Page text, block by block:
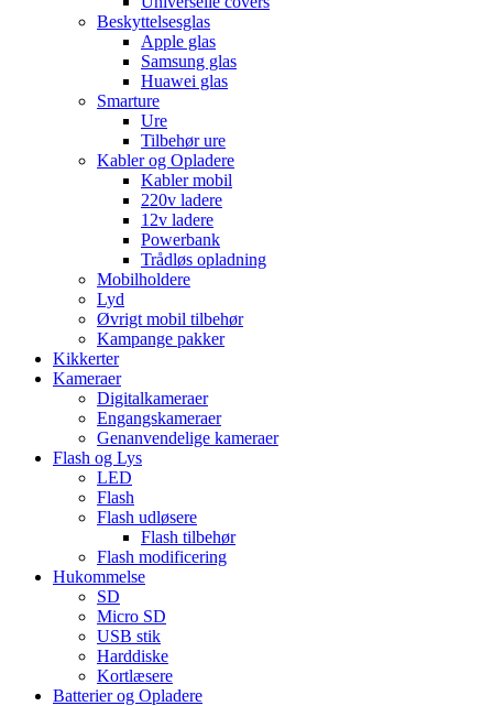
Beskyttelsesglas
Apple glas
Samsung glas
Huawei glas
Smarture
Ure
Tilbehør ure
Kabler og Opladere
Kabler mobil
220v ladere
12v ladere
Powerbank
Trådløs opladning
Mobilholdere
Lyd
Øvrigt mobil tilbehør
Kampange pakker
Kikkerter
Kameraer
Digitalkameraer
Engangskameraer
Genanvendelige kameraer
Flash og Lys
LED
Flash
Flash udløsere
Flash tilbehør
Flash modificering
Hukommelse
SD
Micro SD
USB stik
Harddiske
Kortlæsere
Batterier og Opladere